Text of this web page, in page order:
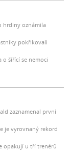
hrdiny oznámila
pokřikovali
šířící se nemoci
zaznamenal první
je vyrovnaný rekord
opakují u tří trenérů